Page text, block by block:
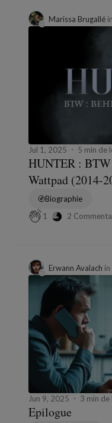
Marissa Brugallé in
Jul 1, 2025 5 min de
HUNTER :
Wattpad (2014-
Biographie
1
2
Erwann Avalach in
Jun 9, 2025 3 min de
Epilogue